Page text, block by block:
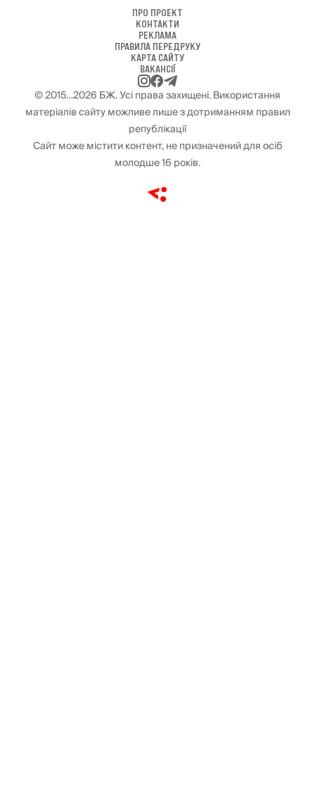
ПРО ПРОЕКТ
КОНТАКТИ
РЕКЛАМА
ПРАВИЛА ПЕРЕДРУКУ
КАРТА САЙТУ
ВАКАНСІЇ
© 2015…2026 БЖ. Усі права захищені. Використання
матеріалів сайту можливе лише з дотриманням правил
републікації
Сайт може містити контент, не призначений для осіб
молодше 16 років.